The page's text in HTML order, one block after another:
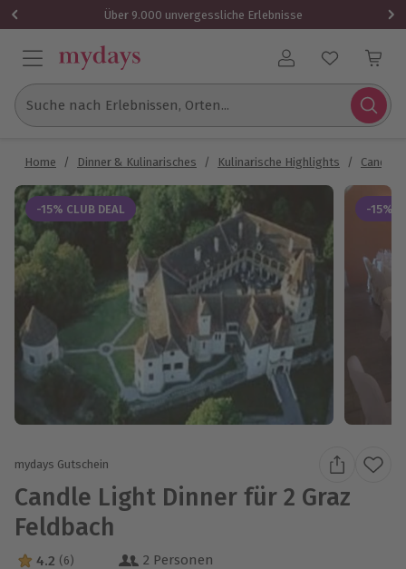
Über 9.000 unvergessliche Erlebnisse
Benutzerkonto
Suche nach Erlebnissen, Orten...
Home / Dinner & Kulinarisches / Kulinarische Highlights / Candle
-15% CLUB DEAL -15%
mydays Gutschein
Candle Light Dinner für 2 Graz
Feldbach
4.2 (6) 2 Personen